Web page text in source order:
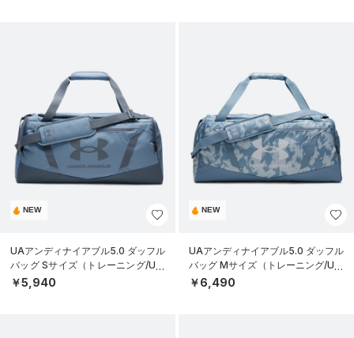
NEW
UAアンディナイアブル5.0 ダッフル
バッグ Sサイズ（トレーニング/UNI
SEX）
￥5,940
NEW
UAアンディナイアブル5.0 ダッフル
バッグ Mサイズ（トレーニング/UNI
SEX）
￥6,490